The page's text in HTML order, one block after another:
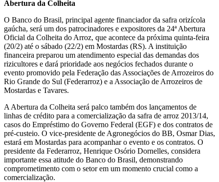
Abertura da Colheita
O Banco do Brasil, principal agente financiador da safra orizícola
gaúcha, será um dos patrocinadores e expositores da 24ª Abertura
Oficial da Colheita do Arroz, que acontece da próxima quinta-feira
(20/2) até o sábado (22/2) em Mostardas (RS). A instituição
financeira preparou um atendimento especial das demandas dos
rizicultores e dará prioridade aos negócios fechados durante o
evento promovido pela Federação das Associações de Arrozeiros do
Rio Grande do Sul (Federarroz) e a Associação de Arrozeiros de
Mostardas e Tavares.
A Abertura da Colheita será palco também dos lançamentos de
linhas de crédito para a comercialização da safra de arroz 2013/14,
casos do Empréstimo do Governo Federal (EGF) e dos contratos de
pré-custeio. O vice-presidente de Agronegócios do BB, Osmar Dias,
estará em Mostardas para acompanhar o evento e os contratos. O
presidente da Federarroz, Henrique Osório Dornelles, considera
importante essa atitude do Banco do Brasil, demonstrando
comprometimento com o setor em um momento crucial como a
comercialização.